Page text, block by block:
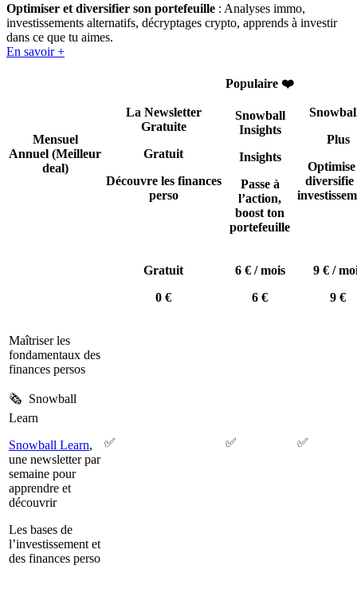
Optimiser et diversifier son portefeuille : Analyses immo,
investissements alternatifs, décryptages crypto, apprends à investir
dans ce que tu aimes.
En savoir +
Mensuel
Annuel (Meilleur
deal)
La Newsletter
Gratuite
Gratuit
Découvre les finances
perso
Populaire ❤️
Snowball
Insights
Insights
Passe à
l’action,
boost ton
portefeuille
Plus
diversifie
Gratuit
0 €
6 € / mois
6 €
9 € /
9 €
Maîtriser les
fondamentaux des
finances persos
🗞️ Snowball
Learn
Snowball Learn,
une newsletter par
semaine pour
apprendre et
découvrir
Les bases de
l’investissement et
des finances perso
✅ ✅ ✅